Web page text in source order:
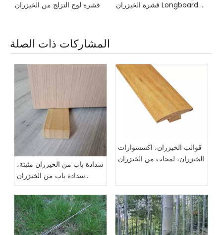
قشرة لوح التزلج من قشرة الخيزران Longboard اللون الطبيعي
المشاركات ذات الصلة
سدادة باب من الخيزران مثبتة،
سدادة باب من الخيزران
بزاوية
قوالب الخيزران، اكسسوارات
الخيزران، لمحات من الخيزران